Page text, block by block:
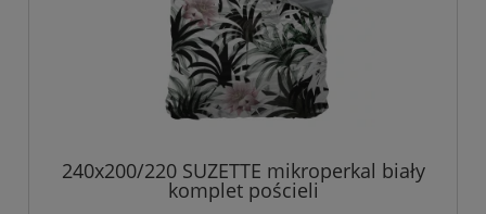
240x200/220 SUZETTE mikroperkal biały
komplet pościeli